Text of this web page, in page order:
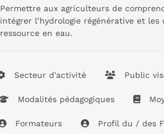
Permettre aux agriculteurs de
intégrer l’hydrologie régénérative et
ressource en eau.
Secteur d'activité Public
Modalités pédagogiques
Formateurs Profil du / des